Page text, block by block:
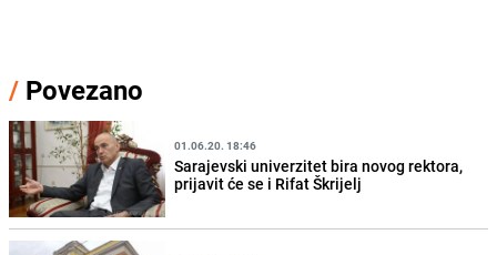
/ Povezano
01.06.20. 18:46
Sarajevski univerzitet bira novog rektora,
prijavit će se i Rifat Škrijelj